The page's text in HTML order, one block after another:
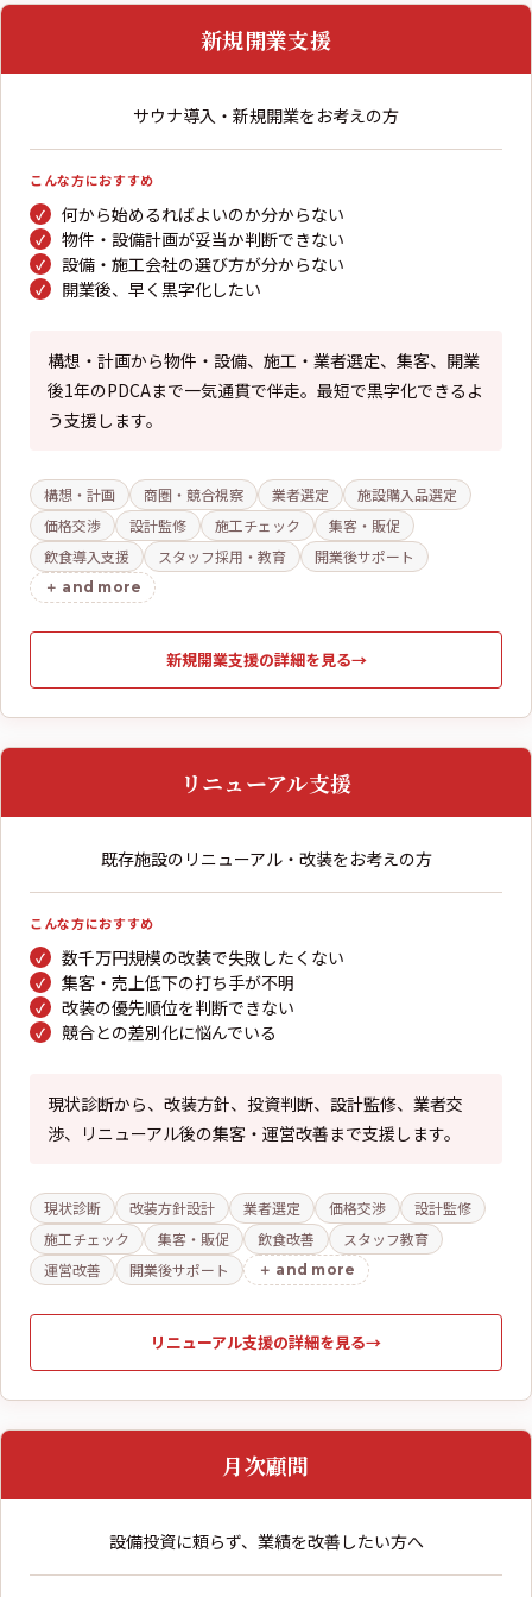
新規開業支援
サウナ導入・新規開業をお考えの方
こんな方におすすめ
何から始めるればよいのか分からない
物件・設備計画が妥当か判断できない
設備・施工会社の選び方が分からない
開業後、早く黒字化したい
構想・計画から物件・設備、施工・業者選定、集客、開業
後1年のPDCAまで一気通貫で伴走。最短で黒字化できるよ
う支援します。
構想・計画 商圏・競合視察 業者選定
施設購入品選定
価格交渉
設計監修 施工チェック
集客・販促
飲食導入支援
スタッフ採用・教育 開業後サポート
and more
新規開業支援の詳細を見る→
リニューアル支援
既存施設のリニューアル・改装をお考えの方
こんな方におすすめ
数千万円規模の改装で失敗したくない
集客・売上低下の打ち手が不明
改装の優先順位を判断できない
競合との差別化に悩んでいる
現状診断から、改装方針、投資判断、設計監修、業者交
渉、リニューアル後の集客・運営改善まで支援します。
現状診断 改装方針設計 業者選定 価格交渉
設計監修
施工チェック
集客・販促 飲食改善
スタッフ教育
運営改善
開業後サポート and more
リニューアル支援の詳細を見る→
月次顧問
設備投資に頼らず、業績を改善したい方へ